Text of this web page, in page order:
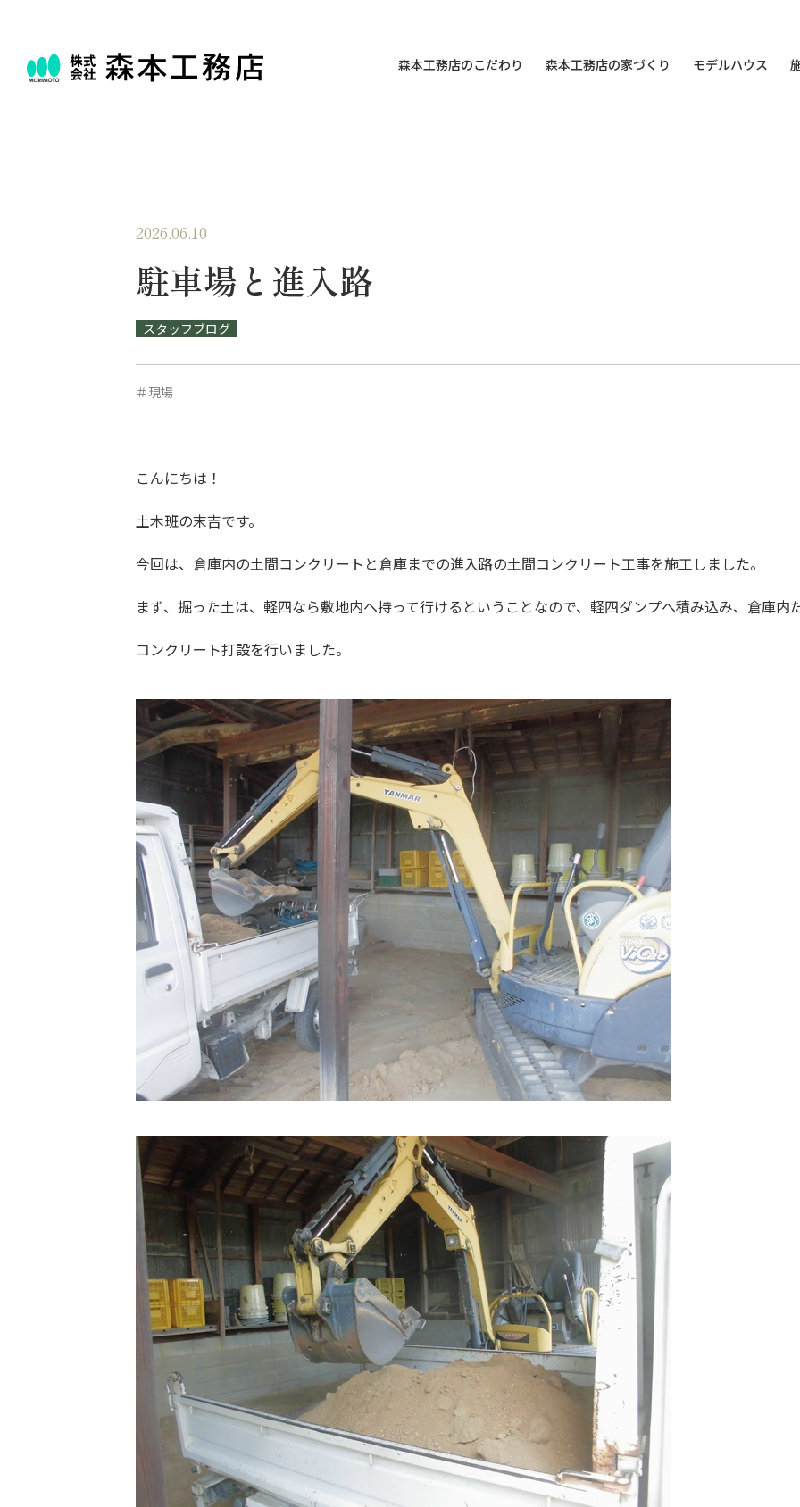
森本工務店のこだわり 森本工務店の家づくり モデルハウス
2026.06.10
駐車場と進入路
スタッフブログ
＃現場
こんにちは！
土木班の末吉です。
今回は、倉庫内の土間コンクリートと倉庫までの進入路の土間コンクリート工事を施工しました。
まず、掘った土は、軽四なら敷地内へ持って行けるということなので、軽四ダンプへ積み込み、倉庫内
コンクリート打設を行いました。